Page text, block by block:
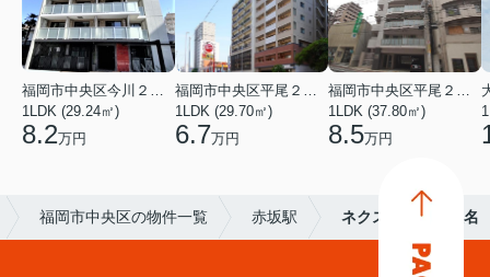
1LDK (29.24㎡)
8.2万円
1LDK (29.70㎡)
6.7万円
1LDK (37.80㎡)
8.5万円
福岡市中央区の物件一覧 赤坂駅 ネクストオーク大名